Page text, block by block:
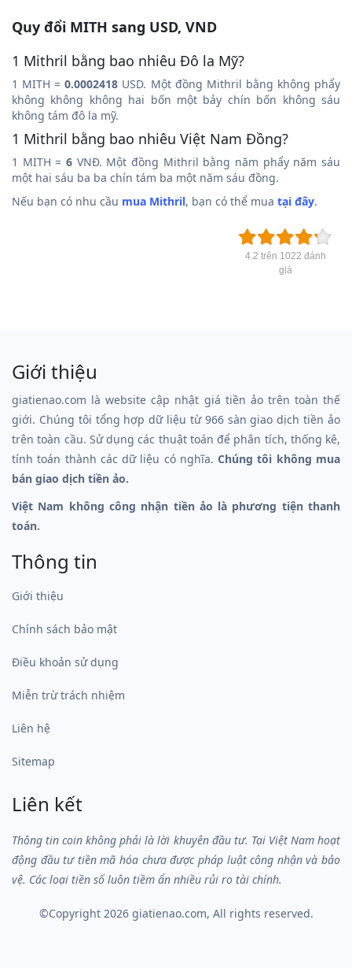
Quy đổi MITH sang USD, VND
1 Mithril bằng bao nhiêu Đô la Mỹ?
1 MITH =0.0002418 USD. Một đồng Mithril bằng không phẩy
không không không hai bốn một bảy chín bốn không sáu
không tám đô la mỹ.
1 Mithril bằng bao nhiêu Việt Nam Đồng?
1 MITH = 6 VNĐ. Một đồng Mithril bằng năm phẩy năm sáu
một hai sáu ba ba chín tám ba một năm sáu đồng.
Nếu bạn có nhu cầu mua Mithril, bạn có thể mua tại đây.
4.2 trên 1022 đánh
giá
Giới thiệu
giatienao.com là website cập nhật giá tiền ảo trên toàn thế
giới. Chúng tôi tổng hợp dữ liệu từ 966 sàn giao dịch tiền ảo
trên toàn cầu. Sử dụng các thuật toán để phân tích, thống kê,
tính toán thành các dữ liệu có nghĩa.Chúng tôi không mua
bán giao dịch tiền ảo.
Việt Nam không công nhận tiền ảo là phương tiện thanh
toán.
Thông tin
Giới thiệu
Chính sách bảo mật
Điều khoản sử dụng
Miễn trừ trách nhiệm
Liên hệ
Sitemap
Liên kết
Thông tin coin không phải là lời khuyên đầu tư. Tại Việt Nam hoạt
động đầu tư tiền mã hóa chưa được pháp luật công nhận và bảo
vệ. Các loại tiền số luôn tiềm ẩn nhiều rủi ro tài chính.
©Copyright 2026 giatienao.com, All rights reserved.